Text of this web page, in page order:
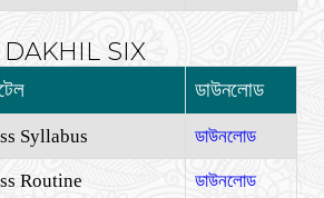
DAKHIL SIX
ডাউনলোড
Syllabus ডাউনলোড
Routine ডাউনলোড